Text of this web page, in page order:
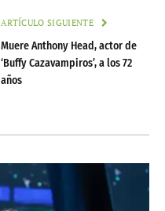
ARTÍCULO SIGUIENTE
Muere Anthony Head, actor de
‘Buffy Cazavampiros’, a los 72
años